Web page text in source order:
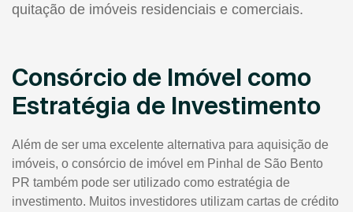
quitação de imóveis residenciais e comerciais.
Consórcio de Imóvel como
Estratégia de Investimento
Além de ser uma excelente alternativa para aquisição de
imóveis, o consórcio de imóvel em Pinhal de São Bento
PR também pode ser utilizado como estratégia de
investimento. Muitos investidores utilizam cartas de crédito